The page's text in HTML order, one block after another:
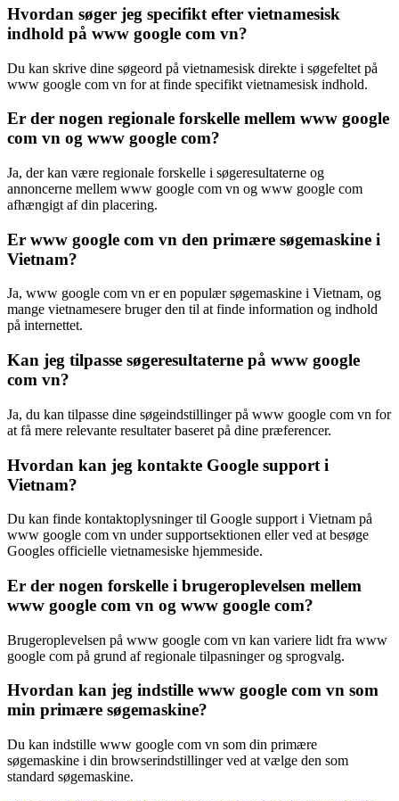
Hvordan søger jeg specifikt efter vietnamesisk
indhold på www google com vn?
Du kan skrive dine søgeord på vietnamesisk direkte i søgefeltet på
www google com vn for at finde specifikt vietnamesisk indhold.
Er der nogen regionale forskelle mellem www google
com vn og www google com?
Ja, der kan være regionale forskelle i søgeresultaterne og
annoncerne mellem www google com vn og www google com
afhængigt af din placering.
Er www google com vn den primære søgemaskine i
Vietnam?
Ja, www google com vn er en populær søgemaskine i Vietnam, og
mange vietnamesere bruger den til at finde information og indhold
på internettet.
Kan jeg tilpasse søgeresultaterne på www google
com vn?
Ja, du kan tilpasse dine søgeindstillinger på www google com vn for
at få mere relevante resultater baseret på dine præferencer.
Hvordan kan jeg kontakte Google support i
Vietnam?
Du kan finde kontaktoplysninger til Google support i Vietnam på
www google com vn under supportsektionen eller ved at besøge
Googles officielle vietnamesiske hjemmeside.
Er der nogen forskelle i brugeroplevelsen mellem
www google com vn og www google com?
Brugeroplevelsen på www google com vn kan variere lidt fra www
google com på grund af regionale tilpasninger og sprogvalg.
Hvordan kan jeg indstille www google com vn som
min primære søgemaskine?
Du kan indstille www google com vn som din primære
søgemaskine i din browserindstillinger ved at vælge den som
standard søgemaskine.